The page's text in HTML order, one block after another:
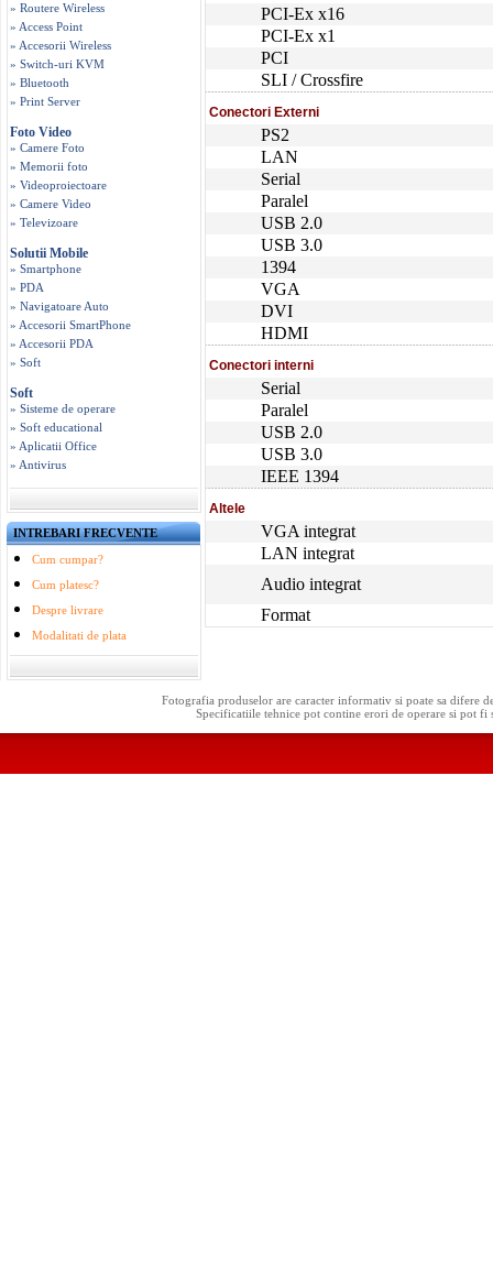
» Routere Wireless
» Access Point
» Accesorii Wireless
» Switch-uri KVM
» Bluetooth
» Print Server
Foto Video
» Camere Foto
» Memorii foto
» Videoproiectoare
» Camere Video
» Televizoare
Solutii Mobile
» Smartphone
» PDA
» Navigatoare Auto
» Accesorii SmartPhone
» Accesorii PDA
» Soft
Soft
» Sisteme de operare
» Soft educational
» Aplicatii Office
» Antivirus
INTREBARI FRECVENTE
Cum cumpar?
Cum platesc?
Despre livrare
Modalitati de plata
PCI-Ex x16
PCI-Ex x1
PCI
SLI / Crossfire
Conectori Externi
PS2
LAN
Serial
Paralel
USB 2.0
USB 3.0
1394
VGA
DVI
HDMI
Conectori interni
Serial
Paralel
USB 2.0
USB 3.0
IEEE 1394
Altele
VGA integrat
LAN integrat
Audio integrat
Format
Fotografia produselor are caracter informativ si poate sa difere
Specificatiile tehnice pot contine erori de operare si pot